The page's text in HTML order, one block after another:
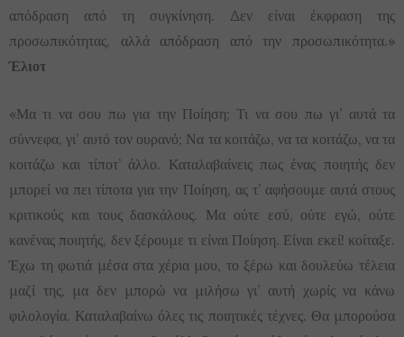
απόδραση από τη συγκίνηση. Δεν είναι έκφραση της
προσωπικότητας, αλλά απόδραση από την προσωπικότητα.»
Έλιοτ
«Μα τι να σου πω για την Ποίηση; Τι να σου πω γι’ αυτά τα
σύννεφα, γι’ αυτό τον ουρανό; Να τα κοιτάζω, να τα κοιτάζω, να τα
κοιτάζω και τίποτ’ άλλο. Καταλαβαίνεις πως ένας ποιητής δεν
μπορεί να πει τίποτα για την Ποίηση, ας τ’ αφήσουμε αυτά στους
κριτικούς και τους δασκάλους. Μα ούτε εσύ, ούτε εγώ, ούτε
κανένας ποιητής, δεν ξέρουμε τι είναι Ποίηση. Είναι εκεί! κοίταξε.
Έχω τη φωτιά μέσα στα χέρια μου, το ξέρω και δουλεύω τέλεια
μαζί της, μα δεν μπορώ να μιλήσω γι’ αυτή χωρίς να κάνω
φιλολογία. Καταλαβαίνω όλες τις ποιητικές τέχνες. Θα μπορούσα